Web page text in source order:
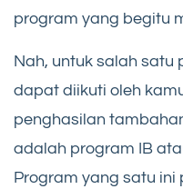
program yang begitu
Nah, untuk salah satu
dapat diikuti oleh
penghasilan
adalah program IB
Program yang satu